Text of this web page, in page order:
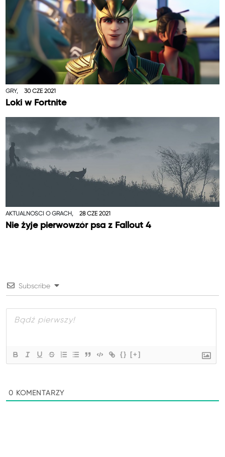
GRY, 30 CZE 2021
Loki w Fortnite
AKTUALNOŚCI O GRACH, 28 CZE 2021
Nie żyje pierwowzór psa z Fallout 4
Subscribe
{} [+]
0 KOMENTARZY